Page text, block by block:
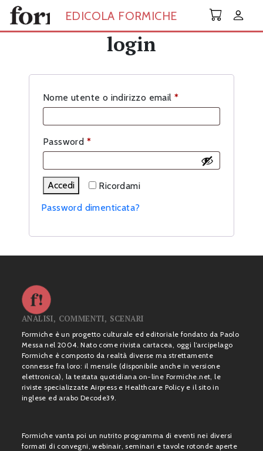
Skip to main content
EDICOLA FORMICHE
login
Nome utente o indirizzo email *Richiesto
Password *Richiesto
Ricordami
Accedi
Password dimenticata?
ANALISI, COMMENTI, SCENARI
Formiche è un progetto culturale ed editoriale fondato da Paolo
Messa nel 2004. Nato come rivista cartacea, oggi l’arcipelago
Formiche è composto da realtà diverse ma strettamente
connesse fra loro: il mensile (disponibile anche in versione
elettronica), la testata quotidiana on-line Formiche.net, le
riviste specializzate Airpress e Healthcare Policy e il sito in
inglese ed arabo Decode39.
Formiche vanta poi un nutrito programma di eventi nei diversi
formati di convegni, webinair, seminari e tavole rotonde aperte